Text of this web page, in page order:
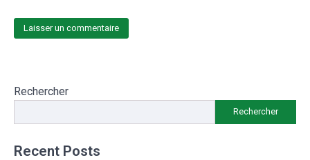
Rechercher
Rechercher
Recent Posts